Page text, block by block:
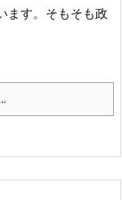
ます。そもそも政